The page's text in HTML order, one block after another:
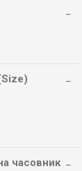
часовник